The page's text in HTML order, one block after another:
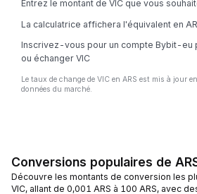
Entrez le montant de VIC que vous
La calculatrice affichera l'équivalent en
Inscrivez-vous pour un compte Bybit-eu
ou échanger VIC
Le taux de change de VIC en ARS est mis à jour
données du marché.
Conversions populaires de
Découvre les montants de conversion les
VIC, allant de 0,001 ARS à 100 ARS, avec